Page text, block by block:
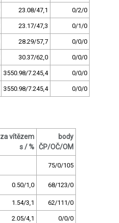
23.08/47,1 0/2/0
23.17/47,3 0/1/0
28.29/57,7 0/0/0
30.37/62,0 0/0/0
3550.98/7.245,4 0/0/0
3550.98/7.245,4 0/0/0
za vítězem
s / %
body
ČP/OČ/OM
75/0/105
0.50/1,0 68/123/0
1.54/3,1 62/111/0
2.05/4,1 0/0/0